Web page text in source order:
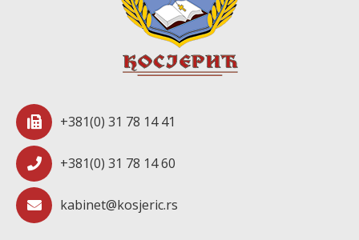
+381(0) 31 78 14 41
+381(0) 31 78 14 60
kabinet@kosjeric.rs